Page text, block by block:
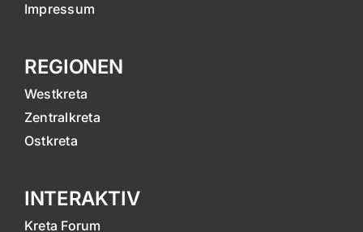
Impressum
REGIONEN
Westkreta
Zentralkreta
Ostkreta
INTERAKTIV
Kreta Forum